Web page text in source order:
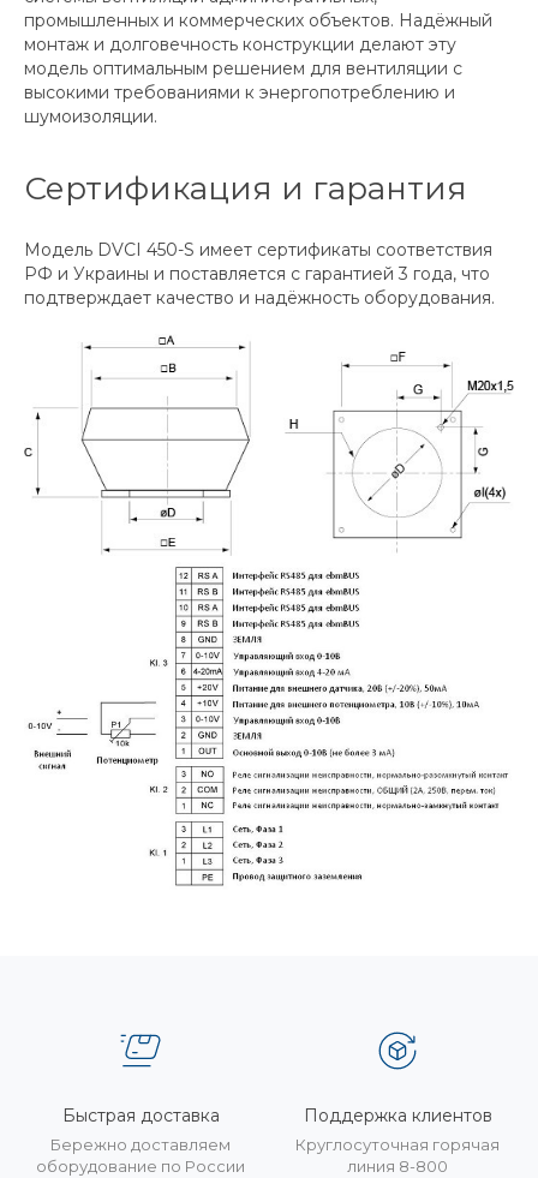
промышленных и коммерческих объектов. Надёжный
монтаж и долговечность конструкции делают эту
модель оптимальным решением для вентиляции с
высокими требованиями к энергопотреблению и
шумоизоляции.
Сертификация и гарантия
Модель DVCI 450-S имеет сертификаты соответствия
РФ и Украины и поставляется с гарантией 3 года, что
подтверждает качество и надёжность оборудования.
Быстрая доставка
Бережно доставляем
оборудование по России
Поддержка клиентов
Круглосуточная горячая
линия 8-800